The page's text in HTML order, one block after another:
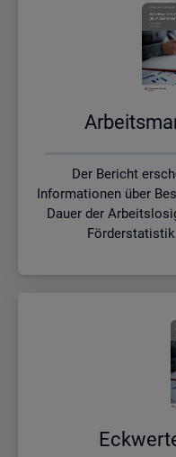
Der Bericht
Informationen über
Dauer der